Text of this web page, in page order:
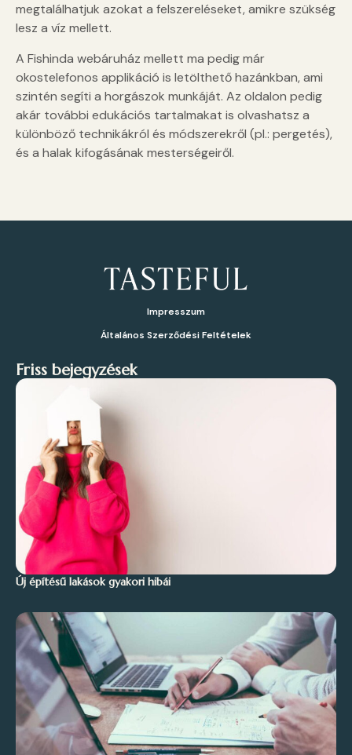
megtalálhatjuk azokat a felszereléseket, amikre szükség
lesz a víz mellett.
A Fishinda webáruház mellett ma pedig már
okostelefonos applikáció is letölthető hazánkban, ami
szintén segíti a horgászok munkáját. Az oldalon pedig
akár további edukációs tartalmakat is olvashatsz a
különböző technikákról és módszerekről (pl.: pergetés),
és a halak kifogásának mesterségeiről.
Impresszum
Általános Szerződési Feltételek
Friss bejegyzések
Új építésű lakások gyakori hibái